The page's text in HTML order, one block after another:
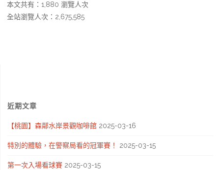
本文共有：1,880 瀏覽人次
全站瀏覽人次：2,675,585
近期文章
【桃園】森鄰水岸景觀咖啡館 2025-03-16
特別的體驗，在警察局看的冠軍賽！ 2025-03-15
第一次入場看球賽 2025-03-15